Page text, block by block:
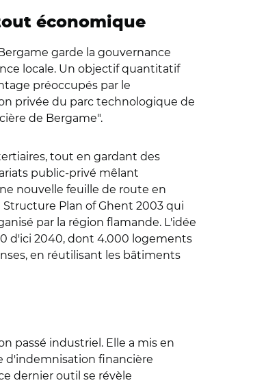
économique
garde la gouvernance
locale. Un objectif quantitatif
préoccupés par le
privée du parc technologique de
de Bergame".
tout en gardant des
public-privé mêlant
nouvelle feuille de route en
Plan of Ghent 2003 qui
par la région flamande. L'idée
d'ici 2040, dont 4.000 logements
en réutilisant les bâtiments
passé industriel. Elle a mis en
d'indemnisation financière
dernier outil se révèle